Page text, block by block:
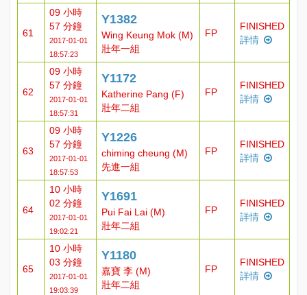
61
09 小時
57 分鐘
2017-01-01
18:57:23
Y1382
Wing Keung Mok (M)
壯年一組
FP
FINISHED
詳情
62
09 小時
57 分鐘
2017-01-01
18:57:31
Y1172
Katherine Pang (F)
壯年二組
FP
FINISHED
詳情
63
09 小時
57 分鐘
2017-01-01
18:57:53
Y1226
chiming cheung (M)
先進一組
FP
FINISHED
詳情
64
10 小時
02 分鐘
2017-01-01
19:02:21
Y1691
Pui Fai Lai (M)
壯年二組
FP
FINISHED
詳情
65
10 小時
03 分鐘
2017-01-01
19:03:39
Y1180
嘉寶 李 (M)
壯年二組
FP
FINISHED
詳情